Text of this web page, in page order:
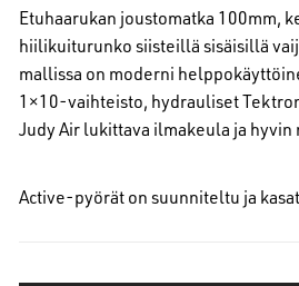
Etuhaarukan joustomatka 100mm,
hiilikuiturunko siisteillä sisäisillä
mallissa on moderni
1×10-vaihteisto, hydrauliset
Judy Air lukittava ilmakeula ja hyvin
Active-pyörät on suunniteltu ja